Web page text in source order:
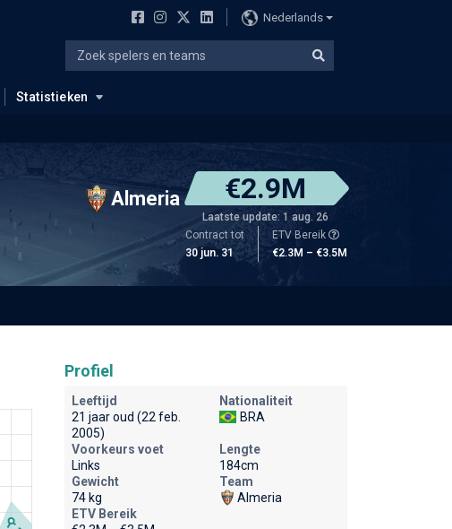
Nederlands
Statistieken
Almeria €2.9M
Laatste update: 1 aug. 26
Contract tot
30 jun. 31
ETV Bereik
€2.3M – €3.5M
Profiel
Leeftijd
21 jaar oud (22 feb.
2005)
Nationaliteit
BRA
Voorkeurs voet
Links
Lengte
184cm
Gewicht
74 kg
Team
Almeria
ETV Bereik